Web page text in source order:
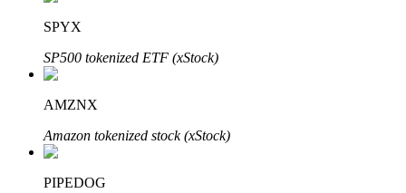
Parceiros Bitrue
SPYX
SP500 tokenized ETF (xStock)
AMZNX
Amazon tokenized stock (xStock)
PIPEDOG